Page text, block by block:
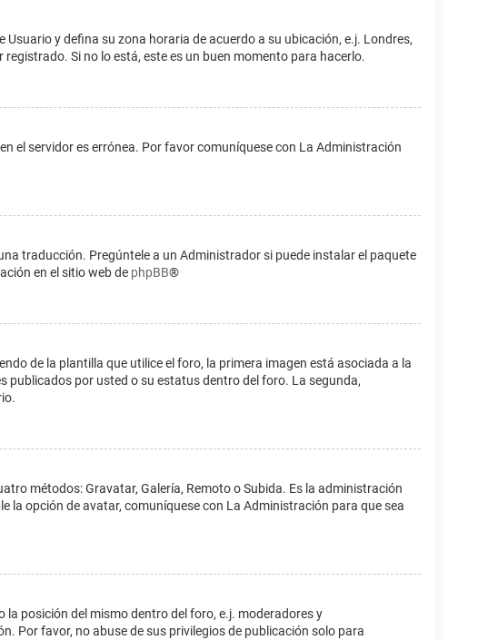
y defina su zona horaria de acuerdo a su ubicación, e.j. Londres,
Si no lo está, este es un buen momento para hacerlo.
el servidor es errónea. Por favor comuníquese con La Administración
traducción. Pregúntele a un Administrador si puede instalar el paquete
en el sitio web de phpBB®
de la plantilla que utilice el foro, la primera imagen está asociada a la
publicados por usted o su estatus dentro del foro. La segunda,
métodos: Gravatar, Galería, Remoto o Subida. Es la administración
la opción de avatar, comuníquese con La Administración para que sea
posición del mismo dentro del foro, e.j. moderadores y
Por favor, no abuse de sus privilegios de publicación solo para